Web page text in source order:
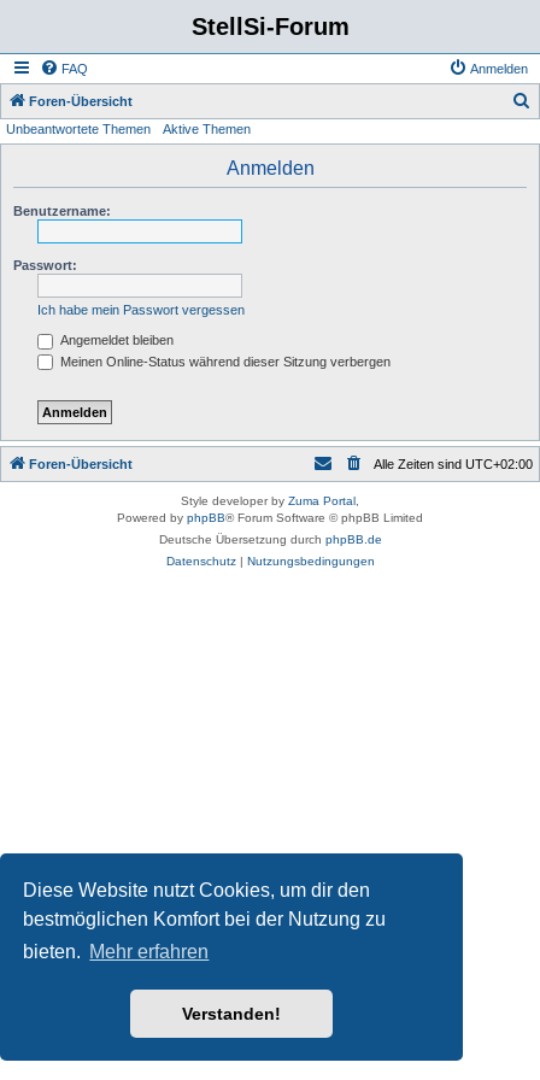
Diese Website nutzt Cookies, um dir den
bestmöglichen Komfort bei der Nutzung zu
bieten. Mehr erfahren
Verstanden!
StellSi-Forum
FAQ Anmelden
Foren-Übersicht
Unbeantwortete Themen Aktive Themen
Anmelden
Benutzername:
Passwort:
Ich habe mein Passwort vergessen
Angemeldet bleiben
Meinen Online-Status während dieser Sitzung verbergen
Foren-Übersicht Alle Zeiten sind UTC+02:00
Style developer by Zuma Portal,
Powered by phpBB® Forum Software © phpBB Limited
Deutsche Übersetzung durch phpBB.de
Datenschutz| Nutzungsbedingungen